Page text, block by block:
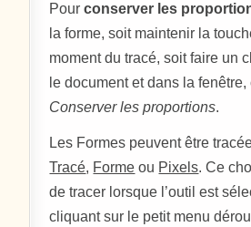
Pourconserver les
la forme, soit maintenir la
moment du tracé, soit faire un
le document et dans la
Conserver les proportions.
Les Formes peuvent être
Tracé, Forme ou Pixels. Ce
de tracer lorsque l’outil est
cliquant sur le petit menu